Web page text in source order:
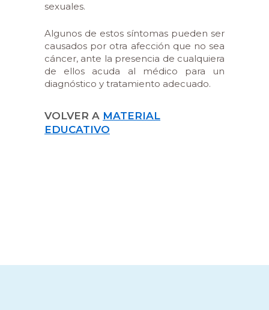
sexuales.
Algunos de estos síntomas pueden ser
causados por otra afección que no sea
cáncer, ante la presencia de cualquiera
de ellos acuda al médico para un
diagnóstico y tratamiento adecuado.
VOLVER A MATERIAL
EDUCATIVO